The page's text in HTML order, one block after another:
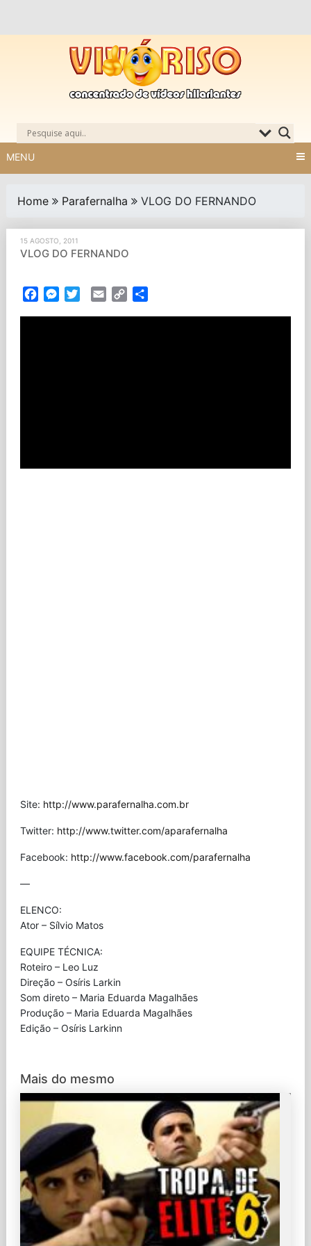
MENU
Home Parafernalha VLOG DO FERNANDO
15 AGOSTO, 2011
VLOG DO FERNANDO
FacebookMessenger
TwitterEmail Copy
Site: http://www.parafernalha.com.br
Twitter: http://www.twitter.com/aparafernalha
Facebook: http://www.facebook.com/parafernalha
—
ELENCO:
Ator – Sílvio Matos
EQUIPE TÉCNICA:
Roteiro – Leo Luz
Direção – Osíris Larkin
Som direto – Maria Eduarda Magalhães
Produção – Maria Eduarda Magalhães
Edição – Osíris Larkinn
Mais do mesmo